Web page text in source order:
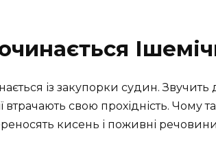
із закупорки судин.
втрачають свою прохідність. Чому
кисень і поживні